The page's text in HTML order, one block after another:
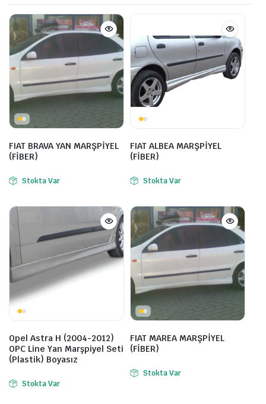
FIAT BRAVA YAN MARŞPİYEL
(FİBER)
Stokta Var
FIAT ALBEA MARŞPİYEL
(FİBER)
Stokta Var
Opel Astra H (2004-2012)
OPC Line Yan Marşpiyel Seti
(Plastik) Boyasız
Stokta Var
FIAT MAREA MARŞPİYEL
(FİBER)
Stokta Var